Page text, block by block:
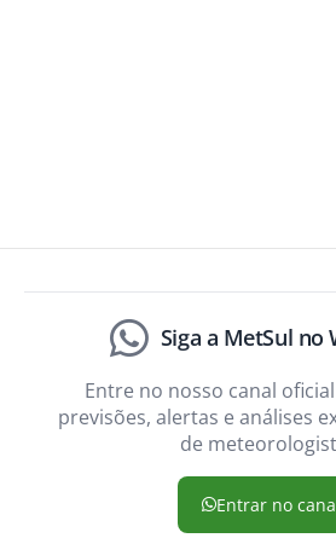
Siga a MetSul no
Entre no nosso canal
previsões, alertas e análises
de
Entrar no